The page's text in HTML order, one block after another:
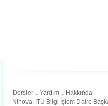
Dersler . Yardım . Hakkında
Ninova, İTÜ Bilgi İşlem Daire